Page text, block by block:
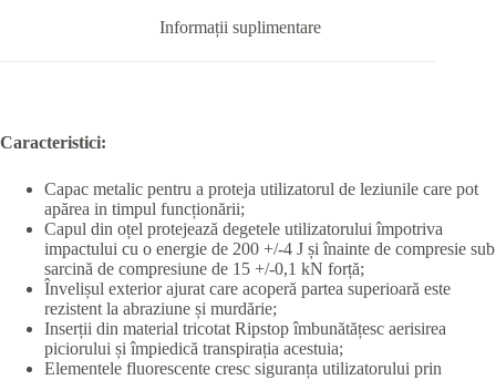
Informații suplimentare
Caracteristici:
Capac metalic pentru a proteja utilizatorul de leziunile care pot
apărea in timpul funcționării;
Capul din oțel protejează degetele utilizatorului împotriva
impactului cu o energie de 200 +/-4 J și înainte de compresie sub
sarcină de compresiune de 15 +/-0,1 kN forță;
Învelișul exterior ajurat care acoperă partea superioară este
rezistent la abraziune și murdărie;
Inserții din material tricotat Ripstop îmbunătățesc aerisirea
piciorului și împiedică transpirația acestuia;
Elementele fluorescente cresc siguranța utilizatorului prin